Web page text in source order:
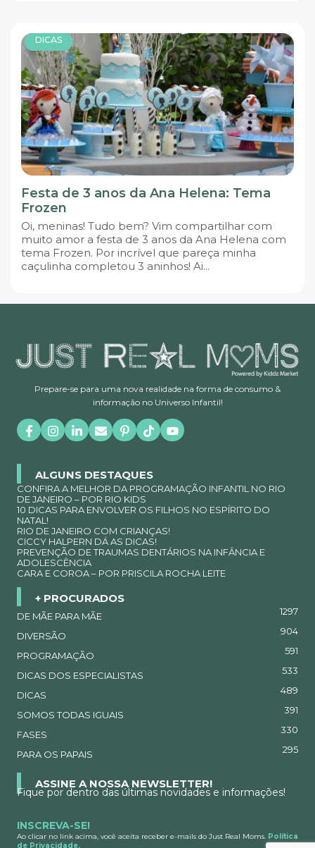
DICAS
Festa de 3 anos da Ana Helena: Tema
Frozen
Oi, meninas! Tudo bem? Vim compartilhar com
muito amor a festa de 3 anos da Ana Helena com
tema Frozen. Por incrível que pareça minha
caçulinha completou 3 aninhos! Ai...
Prepare-se para uma nova realidade na forma de consumo &
informação no Universo Infantil!
ALGUNS DESTAQUES
CONFIRA A MELHOR DA PROGRAMAÇÃO INFANTIL NO RIO
DE JANEIRO – POR RIO KIDS
10 DICAS PARA ENVOLVER OS FILHOS NO ESPÍRITO DO
NATAL!
RIO DE JANEIRO COM CRIANÇAS!
CICCY HALPERN DÁ AS DICAS!
PREVENÇÃO DE TRAUMAS DENTÁRIOS NA INFÂNCIA E
ADOLESCÊNCIA
CARA E COROA – POR PRISCILA ROCHA LEITE
+ PROCURADOS
DE MÃE PARA MÃE 1297
DIVERSÃO 904
PROGRAMAÇÃO 591
DICAS DOS ESPECIALISTAS 533
DICAS 489
SOMOS TODAS IGUAIS 391
FASES 330
PARA OS PAPAIS 295
ASSINE A NOSSA NEWSLETTER!
Fique por dentro das últimas novidades e informações!
INSCREVA-SE!
Ao clicar no link acima, você aceita receber e-mails do Just Real Moms. Política
de Privacidade.